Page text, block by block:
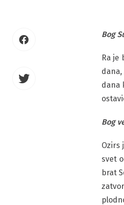
Bog
Ra je
dana
Bog
Ozirs
svet
brat